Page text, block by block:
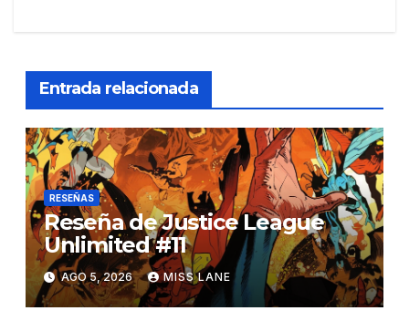
Entrada relacionada
RESEÑAS
Reseña de Justice League
Unlimited #11
AGO 5, 2026 MISS LANE